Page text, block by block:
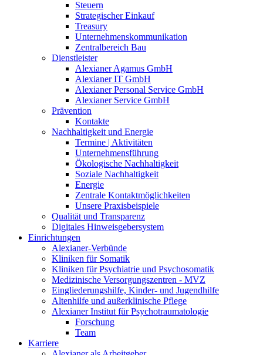
Steuern
Strategischer Einkauf
Treasury
Unternehmenskommunikation
Zentralbereich Bau
Dienstleister
Alexianer Agamus GmbH
Alexianer IT GmbH
Alexianer Personal Service GmbH
Alexianer Service GmbH
Prävention
Kontakte
Nachhaltigkeit und Energie
Termine | Aktivitäten
Unternehmensführung
Ökologische Nachhaltigkeit
Soziale Nachhaltigkeit
Energie
Zentrale Kontaktmöglichkeiten
Unsere Praxisbeispiele
Qualität und Transparenz
Digitales Hinweisgebersystem
Einrichtungen
Alexianer-Verbünde
Kliniken für Somatik
Kliniken für Psychiatrie und Psychosomatik
Medizinische Versorgungszentren - MVZ
Eingliederungshilfe, Kinder- und Jugendhilfe
Altenhilfe und außerklinische Pflege
Alexianer Institut für Psychotraumatologie
Forschung
Team
Karriere